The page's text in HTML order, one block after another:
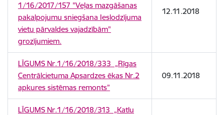
1/16/2017/157 "Veļas mazgāšanas
pakalpojumu sniegšana Ieslodzījuma
vietu pārvaldes vajadzībām"
grozījumiem.
12.11.2018
LĪGUMS Nr.1/16/2018/333 „Rīgas
Centrālcietuma Apsardzes ēkas Nr.2
apkures sistēmas remonts”
09.11.2018
LĪGUMS Nr.1/16/2018/313 „Katlu